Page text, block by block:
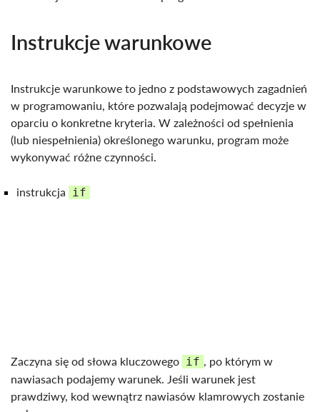
Instrukcje warunkowe
Instrukcje warunkowe to jedno z podstawowych zagadnień
w programowaniu, które pozwalają podejmować decyzje w
oparciu o konkretne kryteria. W zależności od spełnienia
(lub niespełnienia) określonego warunku, program może
wykonywać różne czynności.
instrukcja if
Zaczyna się od słowa kluczowego if , po którym w
nawiasach podajemy warunek. Jeśli warunek jest
prawdziwy, kod wewnątrz nawiasów klamrowych zostanie